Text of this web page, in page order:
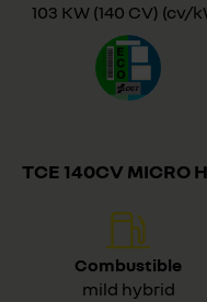
103 KW (140 CV) (cv/
TCE 140CV MICRO
Combustible
mild hybrid